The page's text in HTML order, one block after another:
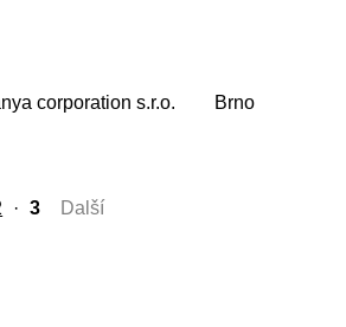
corporation s.r.o. Brno
· 3 Další